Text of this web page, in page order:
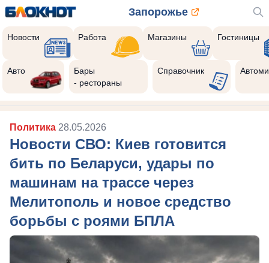
Запорожье
Новости Работа Магазины Гостиницы
Авто
Бары
- рестораны
Справочник
Политика 28.05.2026
Новости СВО: Киев готовится
бить по Беларуси, удары по
машинам на трассе через
Мелитополь и новое средство
борьбы с роями БПЛА